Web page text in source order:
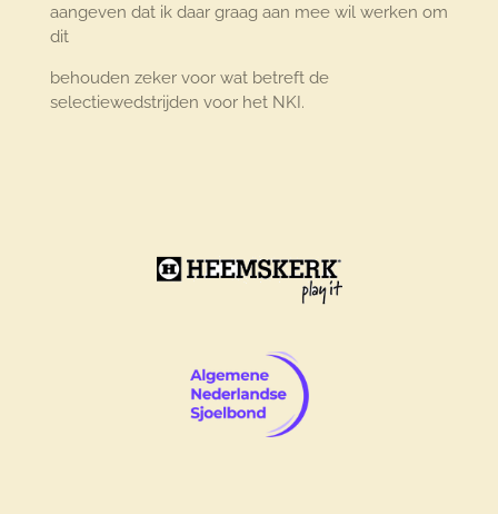
aangeven dat ik daar graag aan mee wil werken om
dit
behouden zeker voor wat betreft de
selectiewedstrijden voor het NKI.